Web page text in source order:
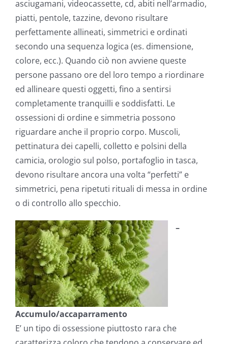
asciugamani, videocassette, cd, abiti nell’armadio,
piatti, pentole, tazzine, devono risultare
perfettamente allineati, simmetrici e ordinati
secondo una sequenza logica (es. dimensione,
colore, ecc.). Quando ciò non avviene queste
persone passano ore del loro tempo a riordinare
ed allineare questi oggetti, fino a sentirsi
completamente tranquilli e soddisfatti. Le
ossessioni di ordine e simmetria possono
riguardare anche il proprio corpo. Muscoli,
pettinatura dei capelli, colletto e polsini della
camicia, orologio sul polso, portafoglio in tasca,
devono risultare ancora una volta “perfetti” e
simmetrici, pena ripetuti rituali di messa in ordine
o di controllo allo specchio.
–
Accumulo/accaparramento
E’ un tipo di ossessione piuttosto rara che